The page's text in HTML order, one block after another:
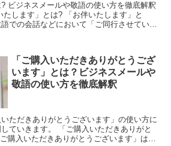
? ビジネスメールや敬語の使い方を徹底解釈
たします」とは? 「お伴いたします」と
での会話などにおいて「ご同行させていた
「ご購入いただきありがとうござ
います」とは？ビジネスメールや
敬語の使い方を徹底解釈
ただきありがとうございます」の使い方に
ていきます。 「ご購入いただきありがと
購入いただきありがとうございます」は、